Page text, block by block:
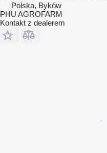
Polska, Byków
PHU AGROFARM
Kontakt z dealerem